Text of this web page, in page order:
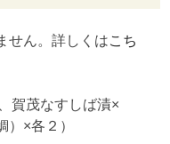
せん。詳しくはこち
賀茂なすしば漬×
）×各２）